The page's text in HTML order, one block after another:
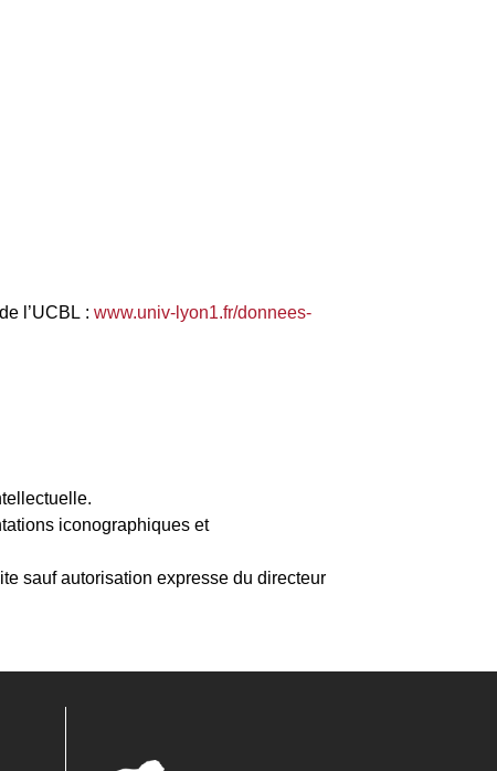
l’UCBL :www.univ-lyon1.fr/donnees-
iconographiques et
sauf autorisation expresse du directeur